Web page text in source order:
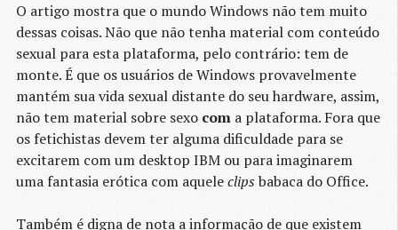
O artigo mostra que o mundo Windows não tem muito
dessas coisas. Não que não tenha material com conteúdo
sexual para esta plataforma, pelo contrário: tem de
monte. É que os usuários de Windows provavelmente
mantém sua vida sexual distante do seu hardware, assim,
não tem material sobre sexo com a plataforma. Fora que
os fetichistas devem ter alguma dificuldade para se
excitarem com um desktop IBM ou para imaginarem
uma fantasia erótica com aqueleclips babaca do Office.
Também é digna de nota a informação de que existem